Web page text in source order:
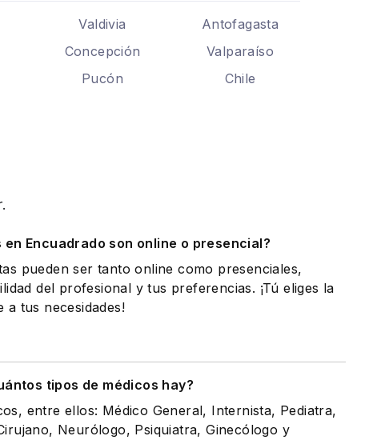
Valdivia
Antofagasta
Concepción
Valparaíso
Pucón
Chile
en Encuadrado son online o presencial?
pueden ser tanto online como presenciales,
del profesional y tus preferencias. ¡Tú eliges la
a tus necesidades!
tipos de médicos hay?
entre ellos: Médico General, Internista, Pediatra,
Neurólogo, Psiquiatra, Ginecólogo y